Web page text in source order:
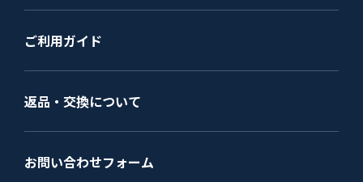
ご利用ガイド
返品・交換について
お問い合わせフォーム